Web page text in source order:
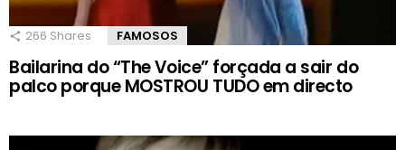
266 Shares FAMOSOS
Bailarina do “The Voice” forçada a sair do
palco porque MOSTROU TUDO em directo